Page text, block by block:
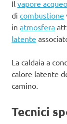
Il vapore acqueo
di combustione
in atmosfera
latente
La caldaia a
calore latente
camino.
Tecnici